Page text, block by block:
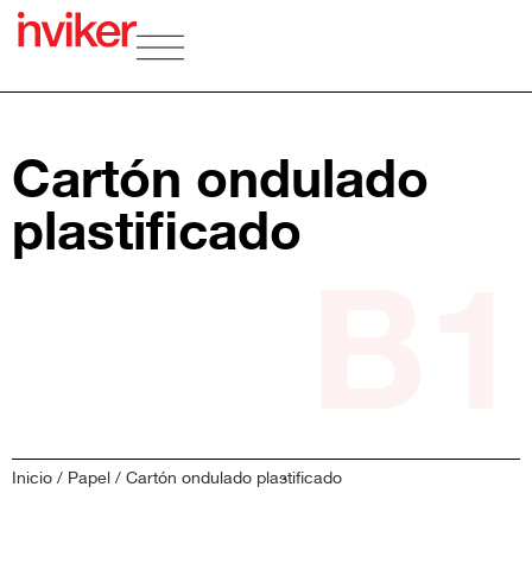
Cartón ondulado
plastificado
Inicio / Papel / Cartón ondulado plastificado